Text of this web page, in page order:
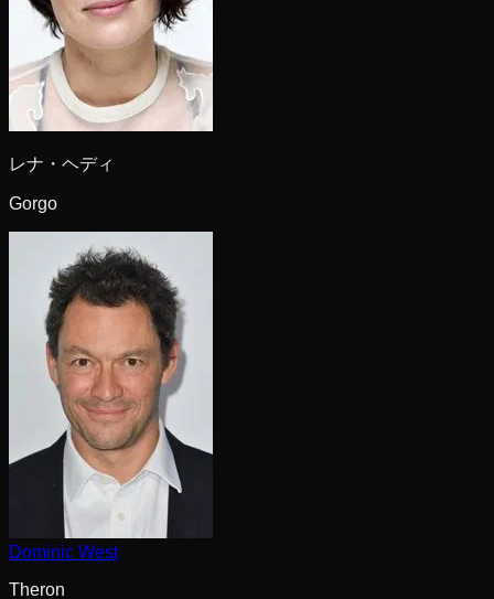
レナ・ヘディ
Gorgo
Dominic West
Theron